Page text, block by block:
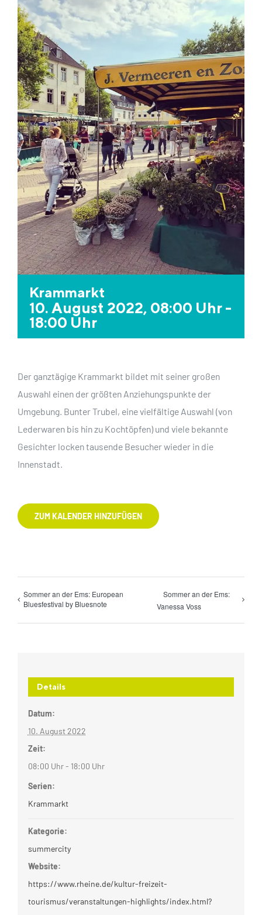
Krammarkt
10. August 2022, 08:00 Uhr-
18:00 Uhr
Der ganztägige Krammarkt bildet mit seiner großen
Auswahl einen der größten Anziehungspunkte der
Umgebung. Bunter Trubel, eine vielfältige Auswahl (von
Lederwaren bis hin zu Kochtöpfen) und viele bekannte
Gesichter locken tausende Besucher wieder in die
Innenstadt.
ZUM KALENDER HINZUFÜGEN
Sommer an der Ems: European
Bluesfestival by Bluesnote
Sommer an der Ems:
Vanessa Voss
Details
Datum:
10. August 2022
Zeit:
08:00 Uhr - 18:00 Uhr
Serien:
Krammarkt
Kategorie:
summercity
Website:
https://www.rheine.de/kultur-freizeit-
tourismus/veranstaltungen-highlights/index.html?